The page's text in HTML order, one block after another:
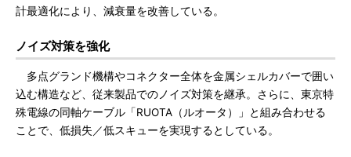
計最適化により、減衰量を改善している。
ノイズ対策を強化
多点グランド機構やコネクター全体を金属シェルカバーで囲い
込む構造など、従来製品でのノイズ対策を継承。さらに、東京特
殊電線の同軸ケーブル「RUOTA（ルオータ）」と組み合わせる
ことで、低損失／低スキューを実現するとしている。